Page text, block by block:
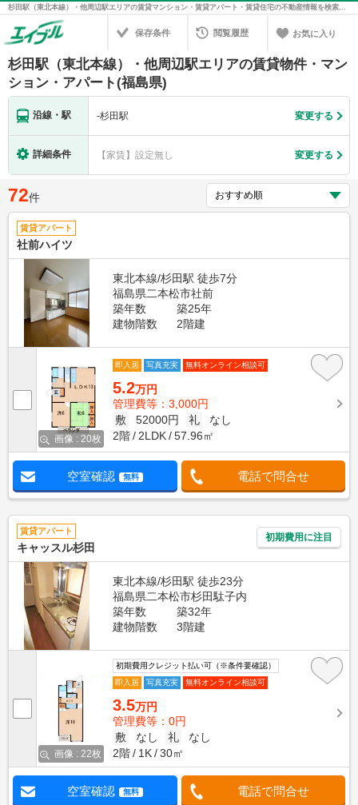
杉田駅（東北本線）・他周辺駅エリアの賃貸マンション・賃貸アパート・賃貸住宅の不動産情報を検索！不動産賃貸の物件探しは、お部屋探しのエイブル
保存条件 閲覧履歴 お気に入り
杉田駅（東北本線）・他周辺駅エリアの賃貸物件・マン
ション・アパート(福島県)
沿線・駅 -杉田駅 変更する
詳細条件 【家賃】設定無し 変更する
72件
賃貸アパート
社前ハイツ
東北本線/杉田駅 徒歩7分
福島県二本松市社前
築年数
築25年
建物階数
2階建
画像 : 20枚
即入居 写真充実 無料オンライン相談可
5.2万円
管理費等：3,000円
敷
52000円 礼
なし
2階
2LDK 57.96㎡
空室確認 無料 電話で問合せ
賃貸アパート
キャッスル杉田
初期費用に注目
東北本線/杉田駅 徒歩23分
福島県二本松市杉田駄子内
築年数
築32年
建物階数
3階建
画像 : 22枚
初期費用クレジット払い可（※条件要確認）
即入居
写真充実 無料オンライン相談可
3.5万円
管理費等：0円
敷
なし 礼
なし
2階
1K 30㎡
空室確認 無料 電話で問合せ